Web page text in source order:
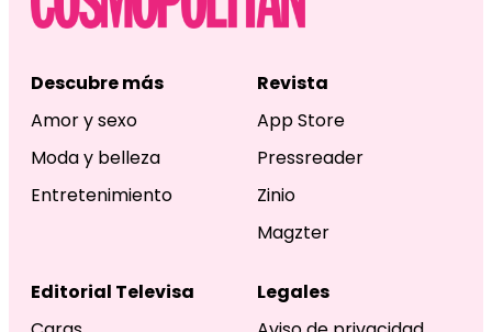
Descubre más
Amor y sexo
Moda y belleza
Entretenimiento
Revista
App Store
Pressreader
Zinio
Magzter
Editorial Televisa
Legales